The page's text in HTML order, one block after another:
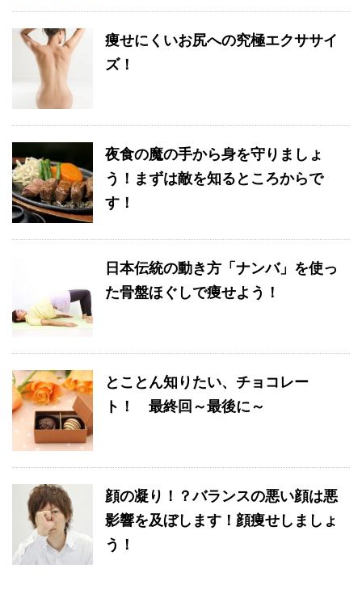
痩せにくいお尻への究極エクササイ
ズ！
夜食の魔の手から身を守りましょ
う！まずは敵を知るところからで
す！
日本伝統の動き方「ナンバ」を使っ
た骨盤ほぐしで痩せよう！
とことん知りたい、チョコレー
ト！ 最終回～最後に～
顔の凝り！？バランスの悪い顔は悪
影響を及ぼします！顔痩せしましょ
う！